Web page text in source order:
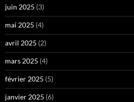
juin 2025 (3)
mai 2025 (4)
avril 2025 (2)
mars 2025 (4)
février 2025 (5)
janvier 2025 (6)